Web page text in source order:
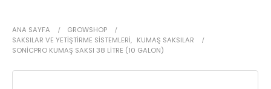
ANA SAYFA
GROWSHOP
SAKSILAR VE YETIŞTIRME SISTEMLERI, KUMAŞ SAKSILAR
SONICPRO KUMAŞ SAKSI 38 LITRE (10 GALON)